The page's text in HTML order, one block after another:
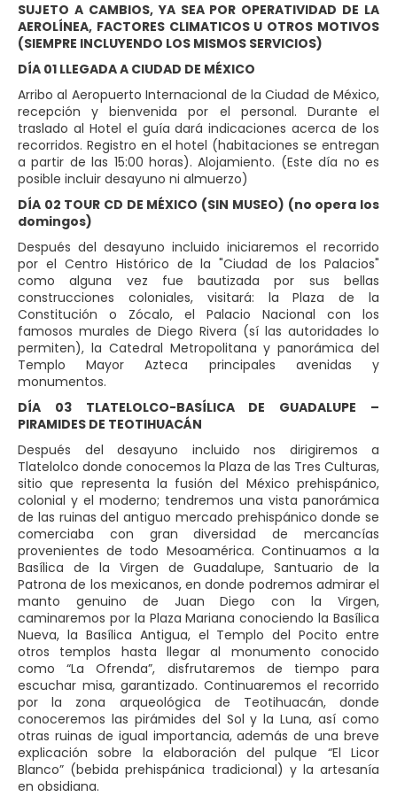
SUJETO A CAMBIOS, YA SEA POR OPERATIVIDAD DE LA
AEROLÍNEA, FACTORES CLIMATICOS U OTROS MOTIVOS
(SIEMPRE INCLUYENDO LOS MISMOS SERVICIOS)
DÍA 01 LLEGADA A CIUDAD DE MÉXICO
Arribo al Aeropuerto Internacional de la Ciudad de México,
recepción y bienvenida por el personal. Durante el
traslado al Hotel el guía dará indicaciones acerca de los
recorridos. Registro en el hotel (habitaciones se entregan
a partir de las 15:00 horas). Alojamiento. (Este día no es
posible incluir desayuno ni almuerzo)
DÍA 02 TOUR CD DE MÉXICO (SIN MUSEO) (no opera los
domingos)
Después del desayuno incluido iniciaremos el recorrido
por el Centro Histórico de la "Ciudad de los Palacios"
como alguna vez fue bautizada por sus bellas
construcciones coloniales, visitará: la Plaza de la
Constitución o Zócalo, el Palacio Nacional con los
famosos murales de Diego Rivera (sí las autoridades lo
permiten), la Catedral Metropolitana y panorámica del
Templo Mayor Azteca principales avenidas y
monumentos.
DÍA 03 TLATELOLCO-BASÍLICA DE GUADALUPE –
PIRAMIDES DE TEOTIHUACÁN
Después del desayuno incluido nos dirigiremos a
Tlatelolco donde conocemos la Plaza de las Tres Culturas,
sitio que representa la fusión del México prehispánico,
colonial y el moderno; tendremos una vista panorámica
de las ruinas del antiguo mercado prehispánico donde se
comerciaba con gran diversidad de mercancías
provenientes de todo Mesoamérica. Continuamos a la
Basílica de la Virgen de Guadalupe, Santuario de la
Patrona de los mexicanos, en donde podremos admirar el
manto genuino de Juan Diego con la Virgen,
caminaremos por la Plaza Mariana conociendo la Basílica
Nueva, la Basílica Antigua, el Templo del Pocito entre
otros templos hasta llegar al monumento conocido
como “La Ofrenda”, disfrutaremos de tiempo para
escuchar misa, garantizado. Continuaremos el recorrido
por la zona arqueológica de Teotihuacán, donde
conoceremos las pirámides del Sol y la Luna, así como
otras ruinas de igual importancia, además de una breve
explicación sobre la elaboración del pulque “El Licor
Blanco” (bebida prehispánica tradicional) y la artesanía
en obsidiana.